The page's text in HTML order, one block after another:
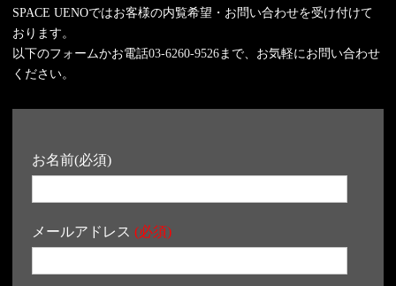
SPACE UENOではお客様の内覧希望・お問い合わせを受け付けて
おります。
以下のフォームかお電話03-6260-9526まで、お気軽にお問い合わせ
ください。
お名前(必須)
メールアドレス (必須)